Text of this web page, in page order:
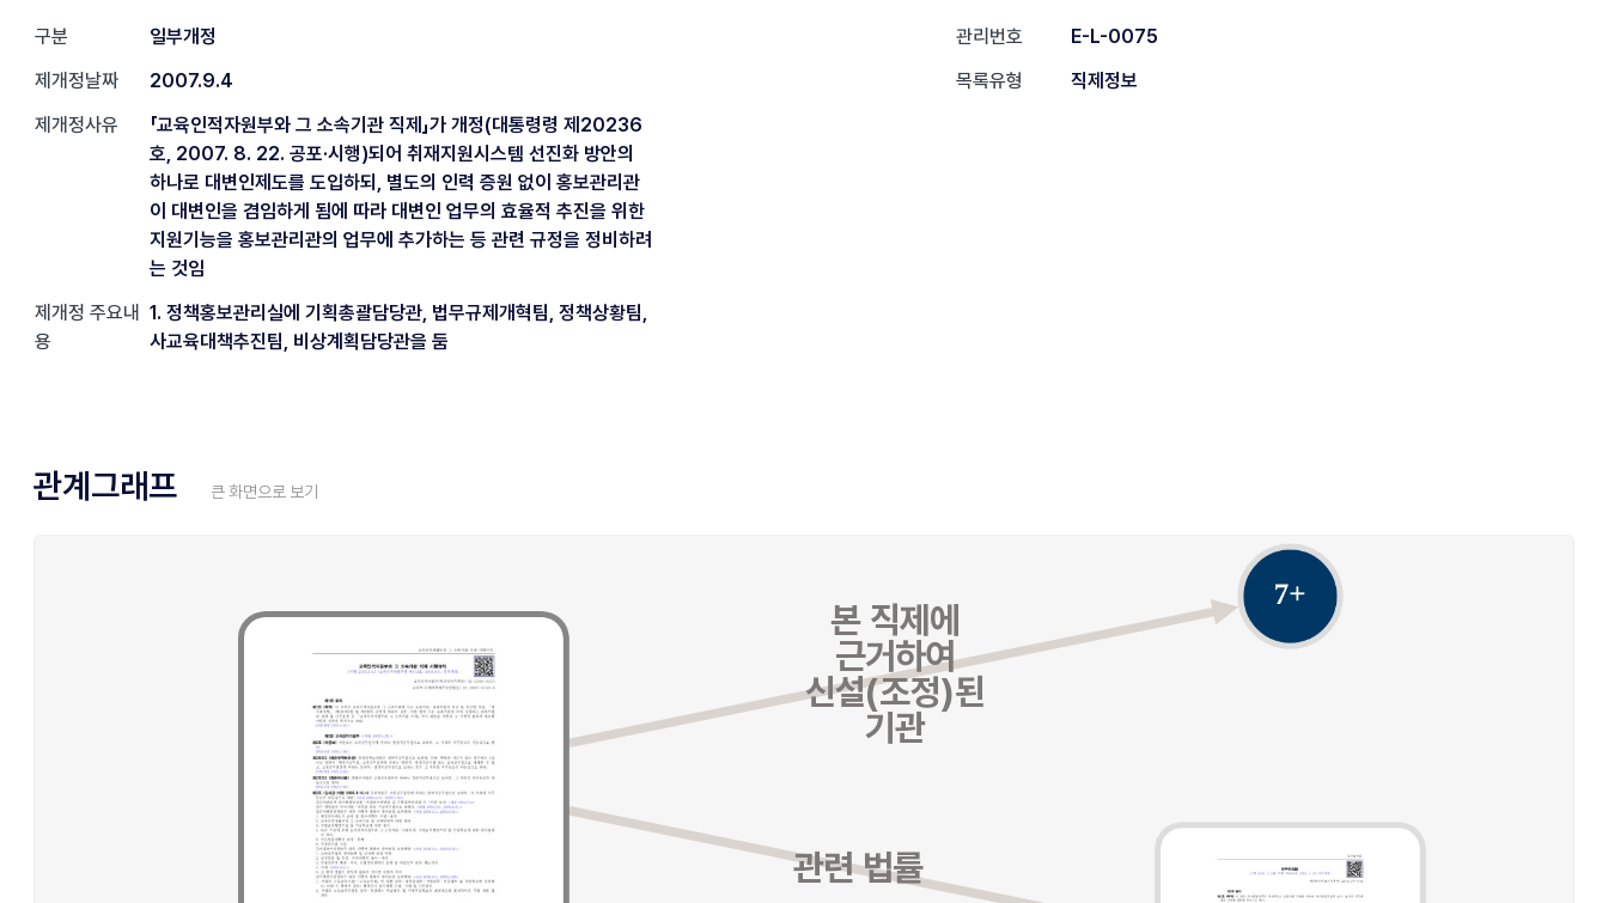
구분
일부개정
제개정날짜
2007.9.4
제개정사유
「교육인적자원부와 그 소속기관 직제」가 개정(대통령령 제20236
호, 2007. 8. 22. 공포·시행)되어 취재지원시스템 선진화 방안의
하나로 대변인제도를 도입하되, 별도의 인력 증원 없이 홍보관리관
이 대변인을 겸임하게 됨에 따라 대변인 업무의 효율적 추진을 위한
지원기능을 홍보관리관의 업무에 추가하는 등 관련 규정을 정비하려
는 것임
제개정 주요내
용
1. 정책홍보관리실에 기획총괄담당관, 법무규제개혁팀, 정책상황팀,
사교육대책추진팀, 비상계획담당관을 둠
관리번호
E-L-0075
목록유형
직제정보
관계그래프 큰 화면으로 보기